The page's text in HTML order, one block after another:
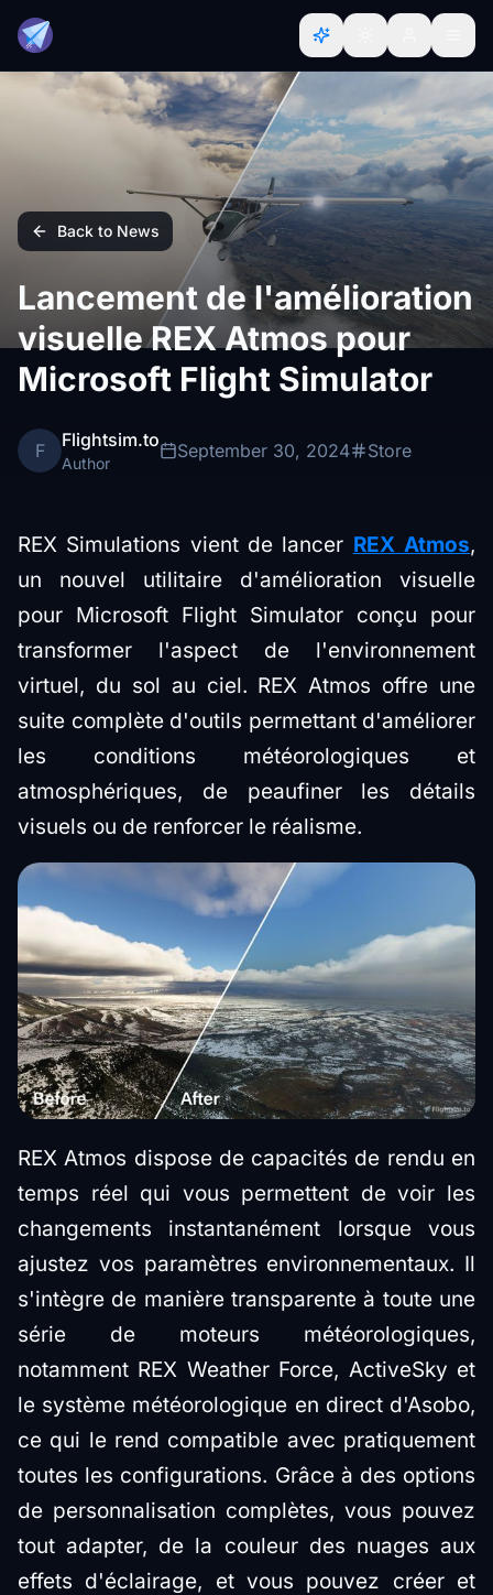
Back to News
Lancement de l'amélioration
visuelle REX Atmos pour
Microsoft Flight Simulator
F Flightsim.to
Author
September 30, 2024 Store
REX Simulations vient de lancer REX Atmos,
un nouvel utilitaire d'amélioration visuelle
pour Microsoft Flight Simulator conçu pour
transformer l'aspect de l'environnement
virtuel, du sol au ciel. REX Atmos offre une
suite complète d'outils permettant d'améliorer
les conditions météorologiques et
atmosphériques, de peaufiner les détails
visuels ou de renforcer le réalisme.
REX Atmos dispose de capacités de rendu en
temps réel qui vous permettent de voir les
changements instantanément lorsque vous
ajustez vos paramètres environnementaux. Il
s'intègre de manière transparente à toute une
série de moteurs météorologiques,
notamment REX Weather Force, ActiveSky et
le système météorologique en direct d'Asobo,
ce qui le rend compatible avec pratiquement
toutes les configurations. Grâce à des options
de personnalisation complètes, vous pouvez
tout adapter, de la couleur des nuages aux
effets d'éclairage, et vous pouvez créer et